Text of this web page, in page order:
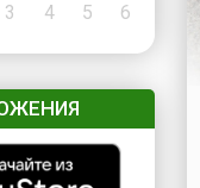
3 4 5 6